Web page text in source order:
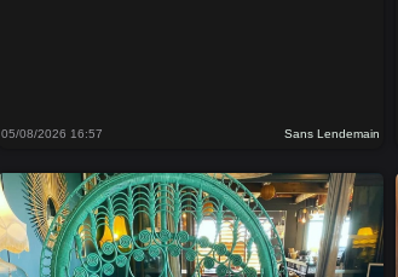
05/08/2026 16:57 Sans Lendemain